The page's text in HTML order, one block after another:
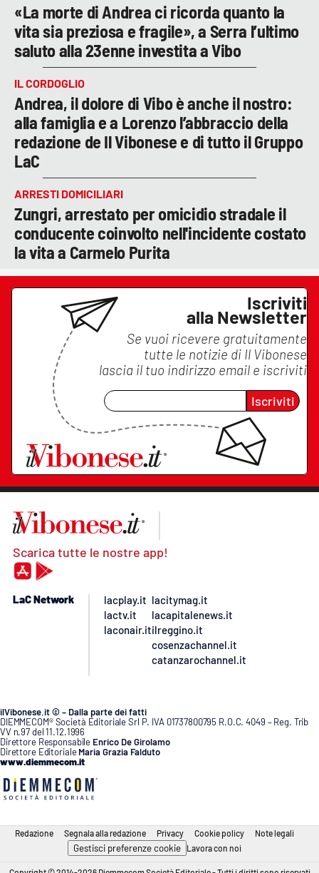
«La morte di Andrea ci ricorda quanto la
vita sia preziosa e fragile», a Serra l’ultimo
saluto alla 23enne investita a Vibo
IL CORDOGLIO
Andrea, il dolore di Vibo è anche il nostro:
alla famiglia e a Lorenzo l’abbraccio della
redazione de Il Vibonese e di tutto il Gruppo
LaC
ARRESTI DOMICILIARI
Zungri, arrestato per omicidio stradale il
conducente coinvolto nell'incidente costato
la vita a Carmelo Purita
Iscriviti
alla Newsletter
Se vuoi ricevere gratuitamente
tutte le notizie di Il Vibonese
lascia il tuo indirizzo email e iscriviti
Iscriviti
Scarica tutte le nostre app!
LaC Network
lacplay.it
lactv.it
laconair.it
lacitymag.it
lacapitalenews.it
ilreggino.it
cosenzachannel.it
catanzarochannel.it
ilVibonese.it © – Dalla parte dei fatti
DIEMMECOM® Società Editoriale Srl P. IVA 01737800795 R.O.C. 4049 – Reg. Trib
VV n.97 del 11.12.1996
Direttore Responsabile Enrico De Girolamo
Direttore Editoriale Maria Grazia Falduto
www.diemmecom.it
Redazione Segnala alla redazione Privacy Cookie policy Note legali
Gestisci preferenze cookie Lavora con noi